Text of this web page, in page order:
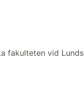
fakulteten vid Lunds